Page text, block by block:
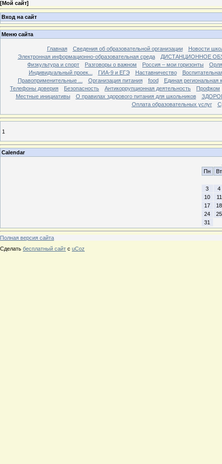
[Мой сайт]
Вход на сайт
Меню сайта
Главная Сведения об образовательной организации
Новости
Электронная информационно-образовательная среда
ДИСТАНЦИОННОЕ
Физкультура и спорт
Разговоры о важном Россия – мои горизонты
Индивидуальный проек...
ГИА-9 и ЕГЭ Наставничество
Правоприменительные ...
Организация питания food
Единая региональная
Телефоны доверия
Безопасность Антикоррупционная деятельность
Профком
Местные инициативы
О правилах здорового питания для школьников
Оплата образовательных услуг
1
Calendar
Пн
Вт
3
4
10
11
17
18
24
25
31
Полная версия сайта
Сделать бесплатный сайт с uCoz